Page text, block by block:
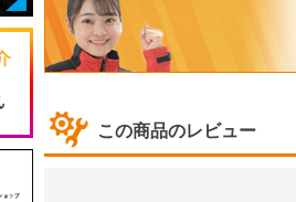
この商品のレビュー